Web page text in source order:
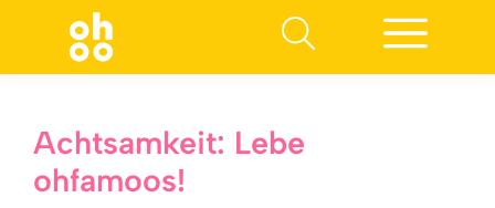
Achtsamkeit: Lebe
ohfamoos!